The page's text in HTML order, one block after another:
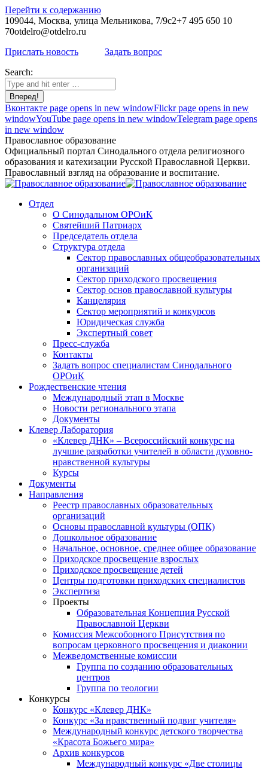
Перейти к содержанию
109044, Москва, улица Мельникова, 7/9с2+7 495 650 10
70otdelro@otdelro.ru
Прислать новость
Задать вопрос
Search:
Вконтакте page opens in new windowFlickr page opens in new
windowYouTube page opens in new windowTelegram page opens
in new window
Православное образование
Официальный портал Синодального отдела религиозного
образования и катехизации Русской Православной Церкви.
Православный взгляд на образование и воспитание.
Отдел
О Синодальном ОРОиК
Святейший Патриарх
Председатель отдела
Структура отдела
Сектор православных общеобразовательных
организаций
Сектор приходского просвещения
Сектор основ православной культуры
Канцелярия
Сектор мероприятий и конкурсов
Юридическая служба
Экспертный совет
Пресс-служба
Контакты
Задать вопрос специалистам Синодального
ОРОиК
Рождественские чтения
Международный этап в Москве
Новости регионального этапа
Документы
Клевер Лаборатория
«Клевер ДНК» – Всероссийский конкурс на
лучшие разработки учителей в области духовно-
нравственной культуры
Курсы
Документы
Направления
Реестр православных образовательных
организаций
Основы православной культуры (ОПК)
Дошкольное образование
Начальное, основное, среднее общее образование
Приходское просвещение взрослых
Приходское просвещение детей
Центры подготовки приходских специалистов
Экспертиза
Проекты
Образовательная Концепция Русской
Православной Церкви
Комиссия Межсоборного Присутствия по
вопросам церковного просвещения и диаконии
Межведомственные комиссии
Группа по созданию образовательных
центров
Группа по теологии
Конкурсы
Конкурс «Клевер ДНК»
Конкурс «За нравственный подвиг учителя»
Международный конкурс детского творчества
«Красота Божьего мира»
Архив конкурсов
Международный конкурс «Две столицы